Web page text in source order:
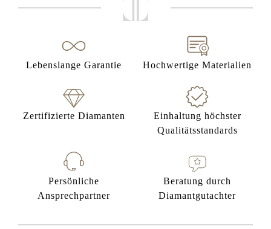
Lebenslange Garantie Hochwertige Materialien
Zertifizierte Diamanten
Einhaltung höchster
Qualitätsstandards
Persönliche
Ansprechpartner
Beratung durch
Diamantgutachter